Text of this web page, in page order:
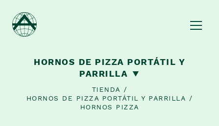
HORNOS DE PIZZA PORTÁTIL Y
PARRILLA
TIENDA /
HORNOS DE PIZZA PORTÁTIL Y PARRILLA /
HORNOS PIZZA